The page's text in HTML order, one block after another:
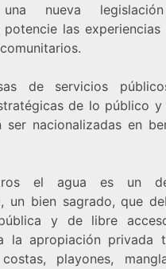
una nueva
las experiencias
de servicios
de lo público
ser nacionalizadas en
el agua es un
un bien sagrado, que
y de libre
la apropiación privada
playones,